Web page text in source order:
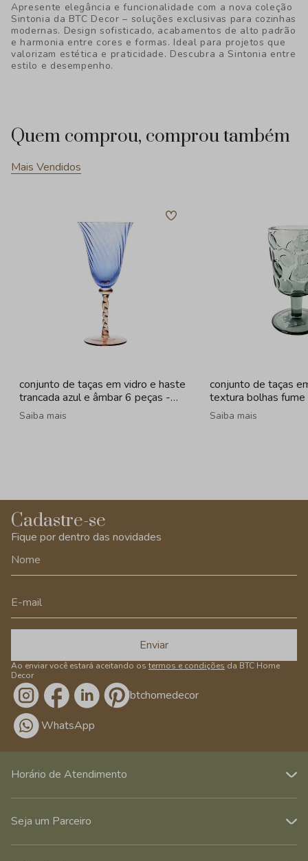
Apresente elegância e funcionalidade com a nova coleção
Sintonia da BTC Decor – soluções exclusivas para cozinhas
modernas. Design sofisticado, acabamentos de alto padrão
e harmonia entre cores e formas. Ideal para projetos que
valorizam estética e praticidade. Descubra a Sintonia entre
estilo e desempenho.
Quem comprou, comprou também
Mais Vendidos
conjunto de taças em vidro e haste
trancada azul e âmbar 6 peças -
320ml
Saiba mais
conjunto de taças
textura bolhas
260ml
Saiba mais
Cadastre-se
Fique por dentro das novidades
Enviar
Ao enviar você estará aceitando os termos e condições da BTC Home
Decor
/btchomedecor
WhatsApp
Horário de Atendimento
Seja um Parceiro